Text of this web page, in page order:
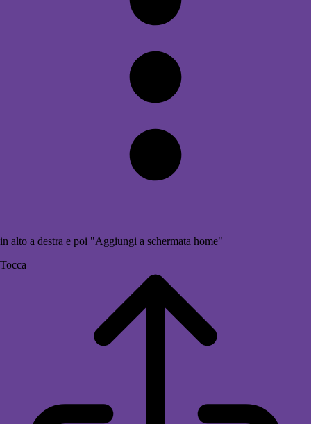
in alto a destra e poi "Aggiungi a schermata home"
Tocca